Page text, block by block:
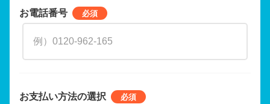
お電話番号
お支払い方法の選択